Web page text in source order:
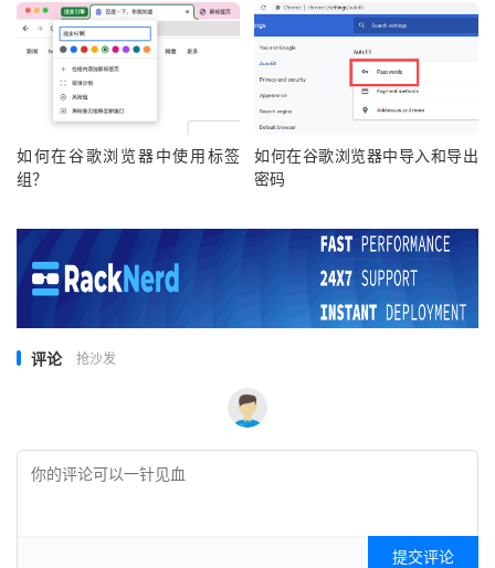
如何在⾕歌浏览器中使⽤标签
组？
如何在谷歌浏览器中导入和导出
密码
评论 抢沙发
提交评论